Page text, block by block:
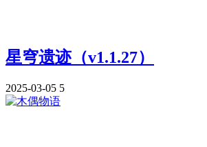
星穹遗迹（v1.1.27）
2025-03-05 5